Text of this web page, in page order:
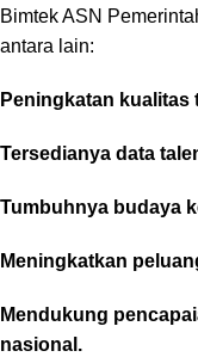
Bimtek ASN
antara lain:
Peningkatan kualitas
Tersedianya data
Tumbuhnya budaya
Meningkatkan
Mendukung
nasional.